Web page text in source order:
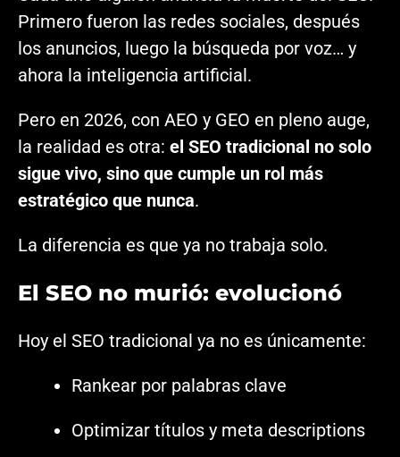
Primero fueron las redes sociales, después
los anuncios, luego la búsqueda por voz… y
ahora la inteligencia artificial.
Pero en 2026, con AEO y GEO en pleno auge,
la realidad es otra: el SEO tradicional no solo
sigue vivo, sino que cumple un rol más
estratégico que nunca.
La diferencia es que ya no trabaja solo.
El SEO no murió: evolucionó
Hoy el SEO tradicional ya no es únicamente:
Rankear por palabras clave
Optimizar títulos y meta descriptions